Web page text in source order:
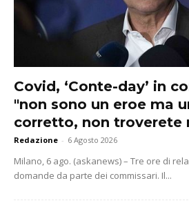
Covid, ‘Conte-day’ in
"non sono un eroe ma
corretto, non troverete
Redazione - 6 Agosto 2026
Milano, 6 ago. (askanews) – Tre ore di
domande da parte dei commissari. Il...